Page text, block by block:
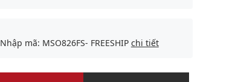
Nhập mã: MSO826FS- FREESHIP chi tiết